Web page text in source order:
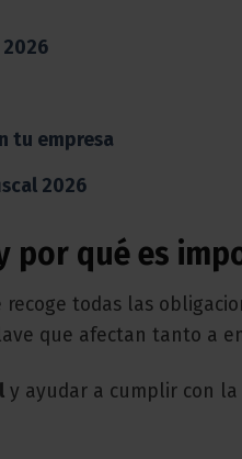
tu empresa
2026
por qué es
todas las
que afectan tanto a
y ayudar a cumplir con